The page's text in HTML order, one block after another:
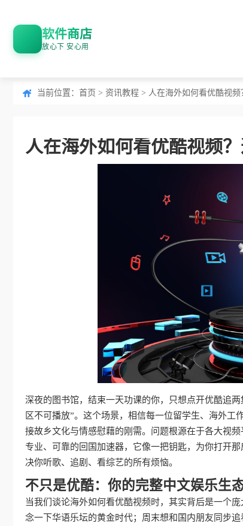
软件商店
放心下 安心用
当前位置： 首页 > 资讯教程 > 人在海外如何看优酷视
人在海外如何看优酷视频
深夜的图书馆，结束一天功课的你，只想点开优酷追
区不可播放”。这个场景，相信每一位留学生、海外
接故乡文化与情感慰藉的刚需。问题根源在于各大视
专业、可靠的回国加速器，它像一把钥匙，为你打开
决你听歌、追剧、看综艺的所有烦恼。
不只是优酷：你的完整中文娱乐生
当我们谈论海外如何看优酷视频时，其实背后是一个
念一下华语乐坛的黄金时代；周末想和国内朋友同步